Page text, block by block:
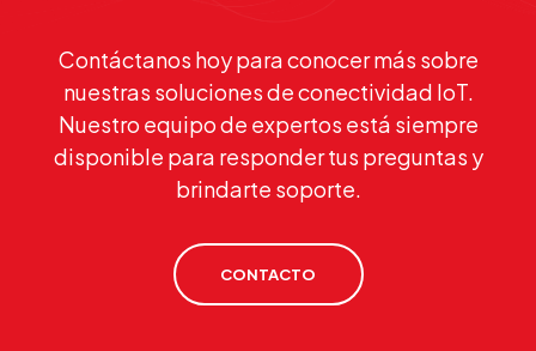
Contáctanos hoy para conocer más sobre
nuestras soluciones de conectividad IoT.
Nuestro equipo de expertos está siempre
disponible para responder tus preguntas y
brindarte soporte.
CONTACTO